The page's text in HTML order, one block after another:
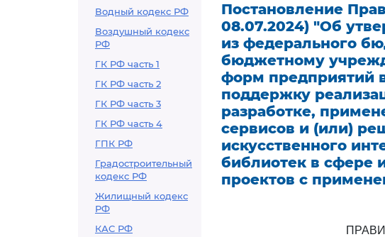
Водный кодекс РФ
Воздушный кодекс
РФ
ГК РФ часть 1
ГК РФ часть 2
ГК РФ часть 3
ГК РФ часть 4
ГПК РФ
Градостроительный
кодекс РФ
Жилищный кодекс
РФ
КАС РФ
Постановление
08.07.2024) "Об
из федерального
бюджетному
форм предприятий
поддержку
разработке,
сервисов и (или)
искусственного
библиотек в сфере
проектов с